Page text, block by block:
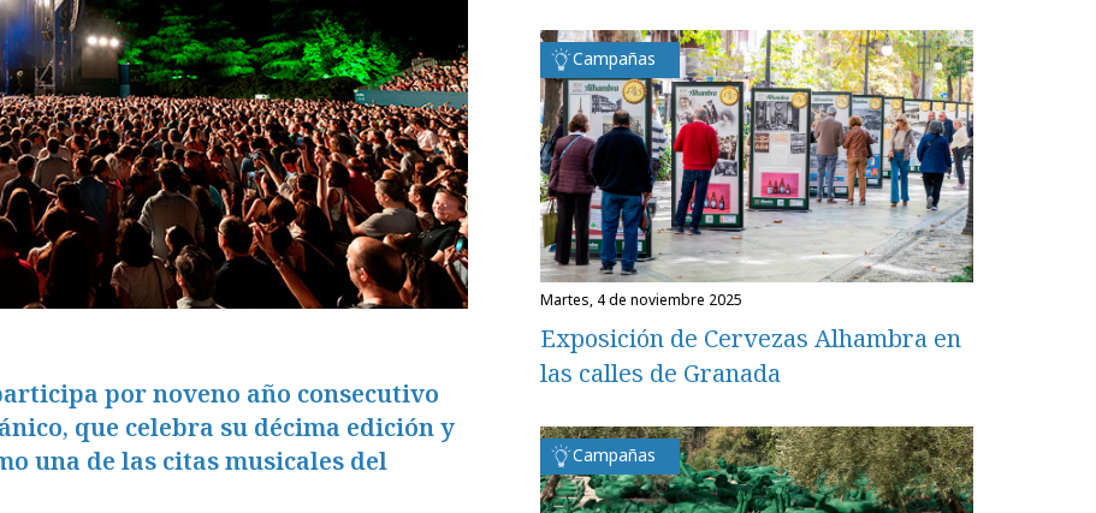
por noveno año consecutivo
que celebra su décima edición y
una de las citas musicales del
Campañas
martes, 4 de noviembre 2025
Exposición de Cervezas Alhambra en
las calles de Granada
Campañas